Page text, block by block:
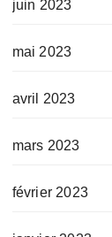
juin 2023
mai 2023
avril 2023
mars 2023
février 2023